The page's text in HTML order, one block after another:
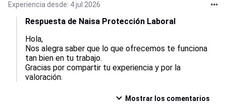
Experiencia desde: 4 jul 2026
Respuesta de Naisa Protección Laboral
Hola,
Nos alegra saber que lo que ofrecemos te funciona
tan bien en tu trabajo.
Gracias por compartir tu experiencia y por la
valoración.
Mostrar los comentarios